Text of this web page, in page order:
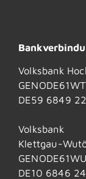
Volksbank
DE59 6849
Volksbank
Klettgau-
DE10 6846